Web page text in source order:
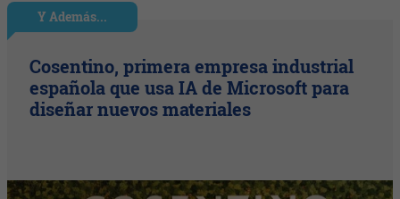
Y Además...
Cosentino, primera empresa industrial
española que usa IA de Microsoft para
diseñar nuevos materiales